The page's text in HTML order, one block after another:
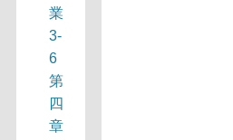
業
3-
6
第
四
章